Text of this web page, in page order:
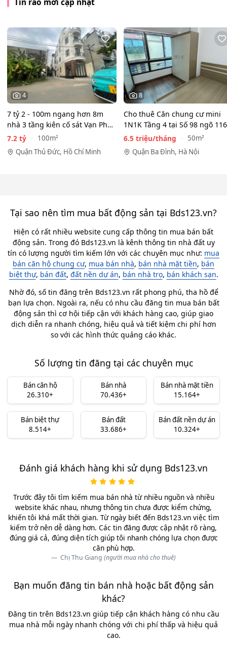
4
7 tỷ 2 - 100m ngang hơn 8m
nhà 3 tầng kiên cố sát Vạn Phúc
City - HẺM XE HƠI…
7.2 tỷ
100m²
Quận Thủ Đức, Hồ Chí Minh
8
Cho thuê Căn chung cư mini
1N1K Tầng 4 tại Số 98 ngõ 116
Phan Kế Bính, Ba Đình.…
6.5 triệu/tháng
50m²
Quận Ba Đình, Hà Nội
Tại sao nên tìm mua bất động sản tại Bds123.vn?
Hiện có rất nhiều website cung cấp thông tin mua bán bất
động sản. Trong đó Bds123.vn là kênh thông tin nhà đất uy
tín có lượng người tìm kiếm lớn với các chuyên mục như: mua
bán căn hộ chung cư, mua bán nhà, bán nhà mặt tiền, bán
biệt thự, bán đất, đất nền dự án, bán nhà trọ, bán khách sạn.
Nhờ đó, số tin đăng trên Bds123.vn rất phong phú, tha hồ để
bạn lựa chọn. Ngoài ra, nếu có nhu cầu đăng tin mua bán bất
động sản thì cơ hội tiếp cận với khách hàng cao, giúp giao
dịch diễn ra nhanh chóng, hiệu quả và tiết kiệm chi phí hơn
so với các hình thức quảng cáo khác.
Số lượng tin đăng tại các chuyên mục
Bán căn hộ
26.310+
Bán nhà
70.436+
Bán nhà mặt tiền
15.164+
Bán biệt thự
8.514+
Bán đất
33.686+
Bán đất nền dự án
10.324+
Đánh giá khách hàng khi sử dụng Bds123.vn
Trước đây tôi tìm kiếm mua bán nhà từ nhiều nguồn và nhiều
website khác nhau, nhưng thông tin chưa được kiểm chứng,
khiến tôi khá mất thời gian. Từ ngày biết đến Bds123.vn việc tìm
kiếm trở nên dễ dàng hơn. Các tin đăng được cập nhật rõ ràng,
đúng giá cả, đúng diện tích giúp tôi nhanh chóng lựa chọn được
căn phù hợp.
Chị Thu Giang (người mua nhà cho thuê)
Bạn muốn đăng tin bán nhà hoặc bất động sản
khác?
Đăng tin trên Bds123.vn giúp tiếp cận khách hàng có nhu cầu
mua nhà mỗi ngày nhanh chóng với chi phí thấp và hiệu quả
cao.